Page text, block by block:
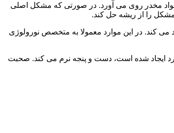
مواد مخدر روی می آورد. در صورتی که مشکل اصلی
مشکل را از ریشه حل کند.
می کند. در این موارد معمولا به متخصص نورولوژی
فرد ایجاد شده است، دست و پنجه نرم می کند. صحبت